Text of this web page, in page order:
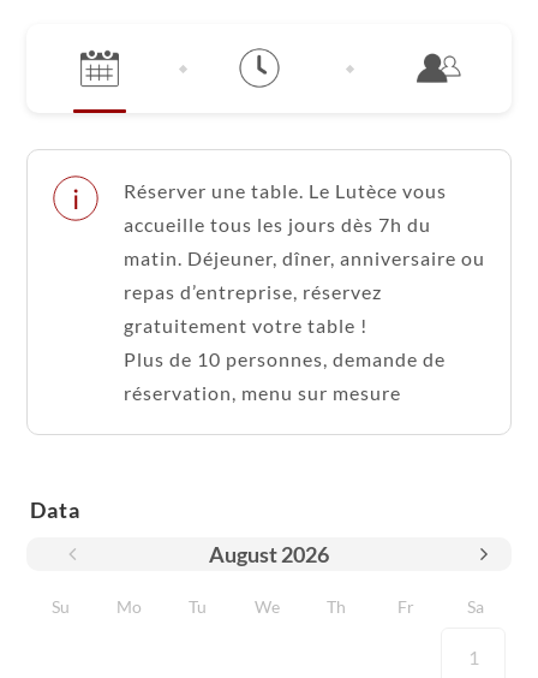
Réserver une table. Le Lutèce vous
accueille tous les jours dès 7h du
matin. Déjeuner, dîner, anniversaire ou
repas d’entreprise, réservez
gratuitement votre table !
Plus de 10 personnes, demande de
réservation, menu sur mesure
Data
August2026
Su Mo Tu We Th Fr Sa
1